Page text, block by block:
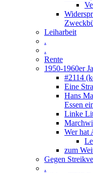
Leiharbeit
.
.
Rente
1950-1960er
#2114
Eine
Hans
Essen
Linke
Wer hat
zum
Gegen
.